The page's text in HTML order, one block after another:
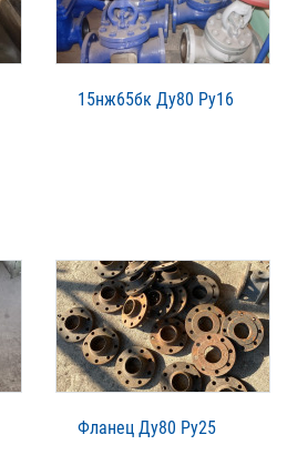
15нж65бк Ду80 Ру16
Фланец Ду80 Ру25